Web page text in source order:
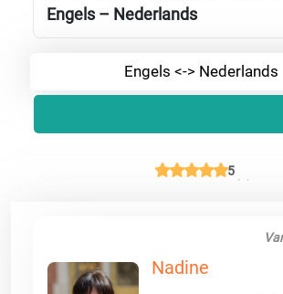
Engels – Nederlands
Engels <-> Nederlands
5
Nadine